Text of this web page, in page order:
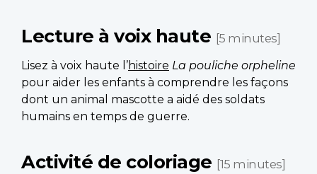
Lecture à voix haute [5 minutes]
Lisez à voix haute l’histoire La pouliche orpheline
pour aider les enfants à comprendre les façons
dont un animal mascotte a aidé des soldats
humains en temps de guerre.
Activité de coloriage [15 minutes]